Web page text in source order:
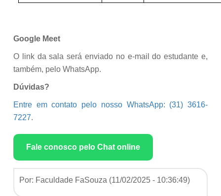
Google Meet
O link da sala será enviado no e-mail do estudante e,
também, pelo WhatsApp.
Dúvidas?
Entre em contato pelo nosso WhatsApp: (31) 3616-
7227.
Fale conosco pelo Chat online
Por: Faculdade FaSouza (11/02/2025 - 10:36:49)